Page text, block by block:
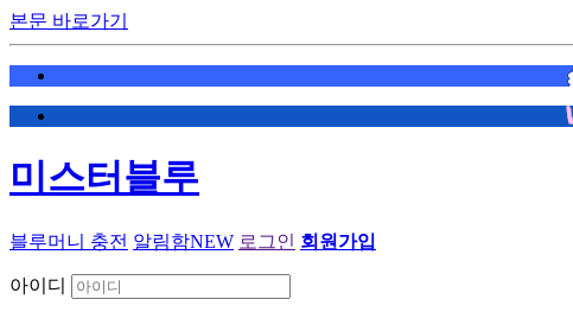
본문 바로가기
미스터블루
블루머니 충전 알림함NEW 로그인 회원가입
아이디